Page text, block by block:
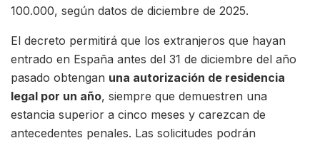
100.000, según datos de diciembre de 2025.
El decreto permitirá que los extranjeros que hayan
entrado en España antes del 31 de diciembre del año
pasado obtengan una autorización de residencia
legal por un año, siempre que demuestren una
estancia superior a cinco meses y carezcan de
antecedentes penales. Las solicitudes podrán